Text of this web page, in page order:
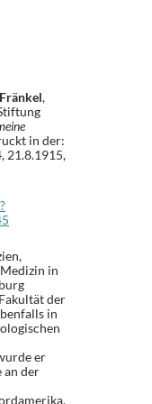
,
in der:
21.8.1915,
in
der
in
er
an der